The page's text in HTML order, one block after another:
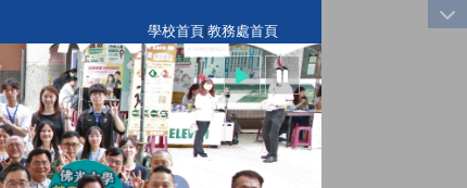
學校首頁|教務處首頁